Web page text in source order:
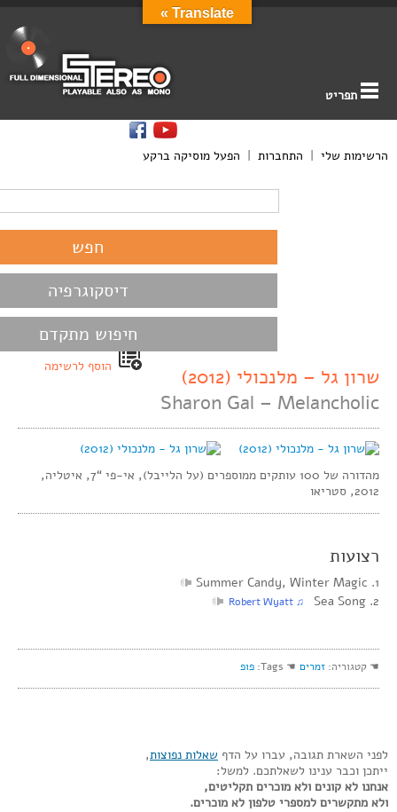
תפריט
הרשימות שלי | התחברות | הפעל מוסיקה ברקע
דיסקוגרפיה
חיפוש מתקדם
הוסף לרשימה
שרון גל – מלנכולי (2012)
Sharon Gal – Melancholic
מהדורה של 100 עותקים ממוספרים (על הלייבל), אי-פי “7, איטליה,
2012, סטריאו
רצועות
1. Summer Candy, Winter Magic
2. Sea Song
‏ ♫ Robert Wyatt
☚ קטגוריה: זמרים ☚ Tags: פופ
לפני השארת תגובה, עברו על הדף שאלות נפוצות,
ייתכן וכבר ענינו לשאלתכם. למשל:
אנחנו לא קונים ולא מוכרים תקליטים,
ולא מתקשרים למספרי טלפון לא מוכרים.
Translate »